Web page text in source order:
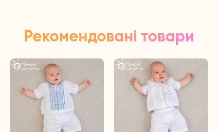
Рекомендовані товари